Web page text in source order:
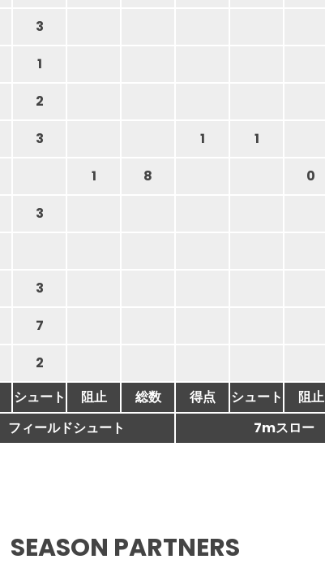
3
1
2
3 1
1
1 8 0
3
3
7
2
シュート 阻止 総数 得点 シュート 阻止
フィールドシュート
7mスロー
SEASON PARTNERS